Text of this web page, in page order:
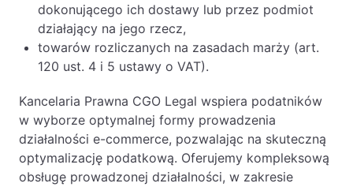
dokonującego ich dostawy lub przez podmiot
działający na jego rzecz,
towarów rozliczanych na zasadach marży (art.
120 ust. 4 i 5 ustawy o VAT).
Kancelaria Prawna CGO Legal wspiera podatników
w wyborze optymalnej formy prowadzenia
działalności e-commerce, pozwalając na skuteczną
optymalizację podatkową. Oferujemy kompleksową
obsługę prowadzonej działalności, w zakresie